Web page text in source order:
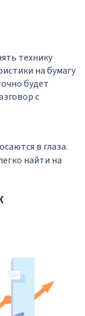
технику
на бумагу
будет
с
в глаза.
найти на